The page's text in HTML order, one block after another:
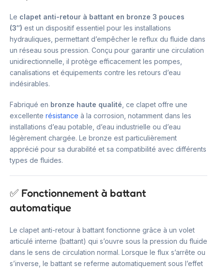
Le clapet anti-retour à battant en bronze 3 pouces
(3″) est un dispositif essentiel pour les installations
hydrauliques, permettant d’empêcher le reflux du fluide dans
un réseau sous pression. Conçu pour garantir une circulation
unidirectionnelle, il protège efficacement les pompes,
canalisations et équipements contre les retours d’eau
indésirables.
Fabriqué en bronze haute qualité , ce clapet offre une
excellente résistance à la corrosion, notamment dans les
installations d’eau potable, d’eau industrielle ou d’eau
légèrement chargée. Le bronze est particulièrement
apprécié pour sa durabilité et sa compatibilité avec différents
types de fluides.
✅ Fonctionnement à battant
automatique
Le clapet anti-retour à battant fonctionne grâce à un volet
articulé interne (battant) qui s’ouvre sous la pression du fluide
dans le sens de circulation normal. Lorsque le flux s’arrête ou
s’inverse, le battant se referme automatiquement sous l’effet